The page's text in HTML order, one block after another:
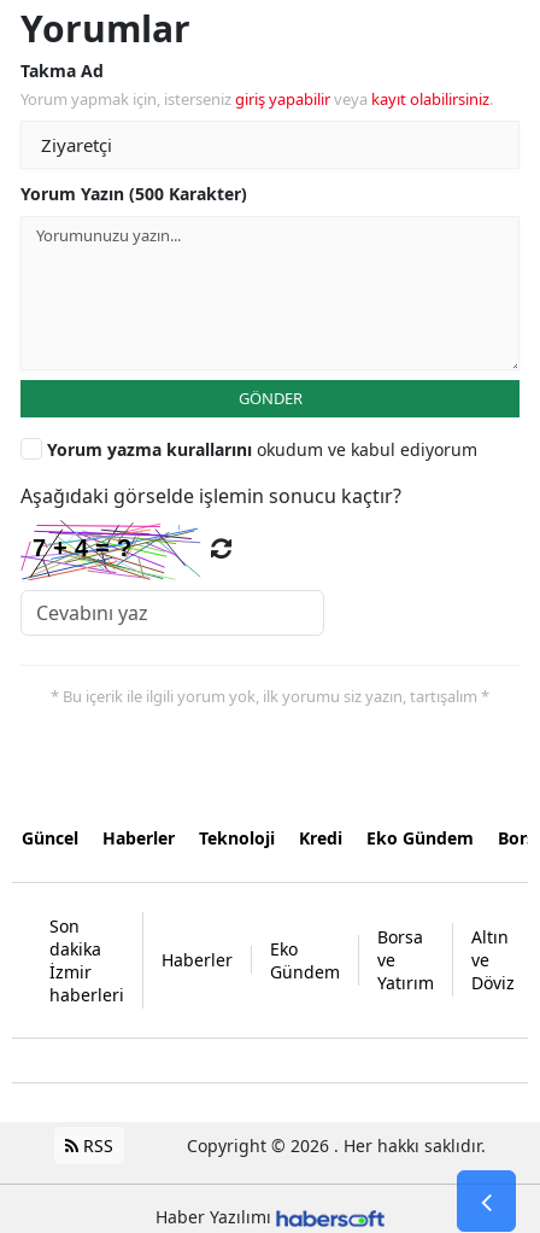
Yorumlar
Takma Ad
Yorum yapmak için, istersenizgiriş yapabilirveya kayıt olabilirsiniz.
Yorum Yazın (500 Karakter)
GÖNDER
Yorum yazma kurallarını okudum ve kabul ediyorum
Aşağıdaki görselde işlemin sonucu kaçtır?
* Bu içerik ile ilgili yorum yok, ilk yorumu siz yazın, tartışalım *
Güncel Haberler Teknoloji Kredi Eko Gündem
Son
dakika
İzmir
haberleri
Haberler
Eko
Gündem
Borsa
ve
Yatırım
Altın
ve
Döviz
RSS Copyright © 2026 . Her hakkı saklıdır.
Haber Yazılımı